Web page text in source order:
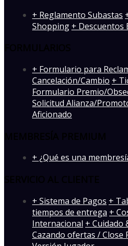
+ Reglamento Subastas
Shopping + Descuentos
+ Formulario para
Cancelación/Cambio +
Formulario Premio/
Solicitud Alianza/
Aficionado
+ ¿Qué es una
+ Sistema de Pagos +
tiempos de entrega +
Internacional + Cuidado
Cazando ofertas / Close